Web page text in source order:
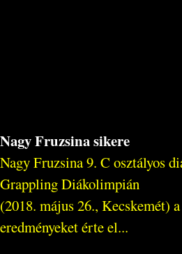
Nagy Fruzsina sikere
Nagy Fruzsina 9. C osztályos
Grappling Diákolimpián
(2018. május 26., Kecskemét)
eredményeket érte el...